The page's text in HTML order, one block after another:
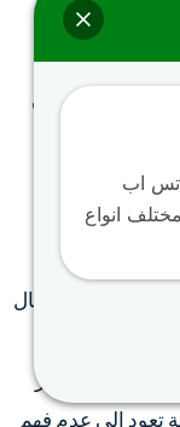
فقط سلامة
ولهذا فإن
الكامل
منها بأي حال
آمنة
النظامية. كثير
تعود إلى عدم فهم
اب
انواع